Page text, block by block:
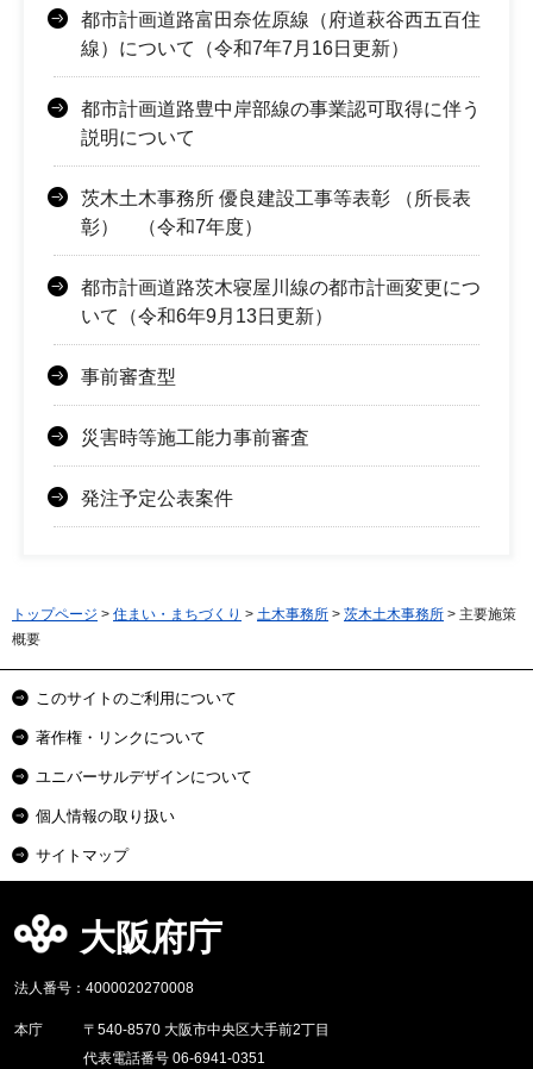
都市計画道路富田奈佐原線（府道萩谷西五百住
線）について（令和7年7月16日更新）
都市計画道路豊中岸部線の事業認可取得に伴う
説明について
茨木土木事務所 優良建設工事等表彰 （所長表
彰） （令和7年度）
都市計画道路茨木寝屋川線の都市計画変更につ
いて（令和6年9月13日更新）
事前審査型
災害時等施工能力事前審査
発注予定公表案件
トップページ > 住まい・まちづくり > 土木事務所 > 茨木土木事務所 > 主要施策
概要
このサイトのご利用について
著作権・リンクについて
ユニバーサルデザインについて
個人情報の取り扱い
サイトマップ
大阪府庁
法人番号：4000020270008
本庁
〒540-8570 大阪市中央区大手前2丁目
代表電話番号 06-6941-0351